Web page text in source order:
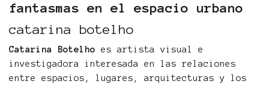
fantasmas en el espacio urbano
catarina botelho
Catarina Botelho es artista visual e
investigadora interesada en las relaciones
entre espacios, lugares, arquitecturas y los